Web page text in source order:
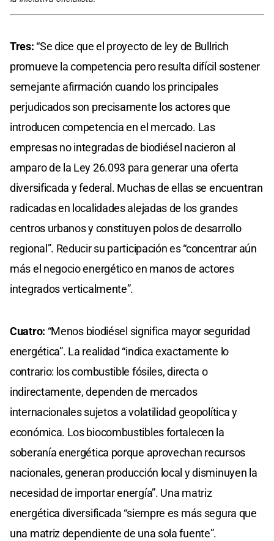
Tres: “Se dice que el proyecto de ley de Bullrich
promueve la competencia pero resulta difícil sostener
semejante afirmación cuando los principales
perjudicados son precisamente los actores que
introducen competencia en el mercado. Las
empresas no integradas de biodiésel nacieron al
amparo de la Ley 26.093 para generar una oferta
diversificada y federal. Muchas de ellas se encuentran
radicadas en localidades alejadas de los grandes
centros urbanos y constituyen polos de desarrollo
regional”. Reducir su participación es “concentrar aún
más el negocio energético en manos de actores
integrados verticalmente”.
Cuatro: “Menos biodiésel significa mayor seguridad
energética”. La realidad “indica exactamente lo
contrario: los combustible fósiles, directa o
indirectamente, dependen de mercados
internacionales sujetos a volatilidad geopolítica y
económica. Los biocombustibles fortalecen la
soberanía energética porque aprovechan recursos
nacionales, generan producción local y disminuyen la
necesidad de importar energía”. Una matriz
energética diversificada “siempre es más segura que
una matriz dependiente de una sola fuente”.